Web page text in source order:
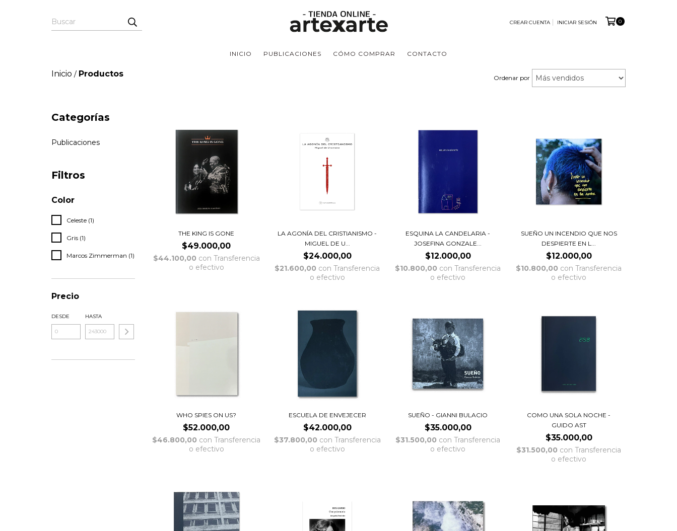
CREAR CUENTA INICIAR SESIÓN 0
INICIO PUBLICACIONES CÓMO COMPRAR CONTACTO
Inicio / Productos Ordenar por
Categorías
Publicaciones
Filtros
Color
Celeste (1)
Gris (1)
Marcos Zimmerman (1)
Precio
DESDE HASTA
THE KING IS GONE
$49.000,00
$44.100,00 con Transferencia
o efectivo
LA AGONÍA DEL CRISTIANISMO -
MIGUEL DE U...
$24.000,00
$21.600,00 con Transferencia
o efectivo
ESQUINA LA CANDELARIA -
JOSEFINA GONZALE...
$12.000,00
$10.800,00 con Transferencia
o efectivo
SUEÑO UN INCENDIO QUE NOS
DESPIERTE EN L...
$12.000,00
$10.800,00 con Transferencia
o efectivo
WHO SPIES ON US?
$52.000,00
$46.800,00 con Transferencia
o efectivo
ESCUELA DE ENVEJECER
$42.000,00
$37.800,00 con Transferencia
o efectivo
SUEÑO - GIANNI BULACIO
$35.000,00
$31.500,00 con Transferencia
o efectivo
COMO UNA SOLA NOCHE -
GUIDO AST
$35.000,00
$31.500,00 con Transferencia
o efectivo